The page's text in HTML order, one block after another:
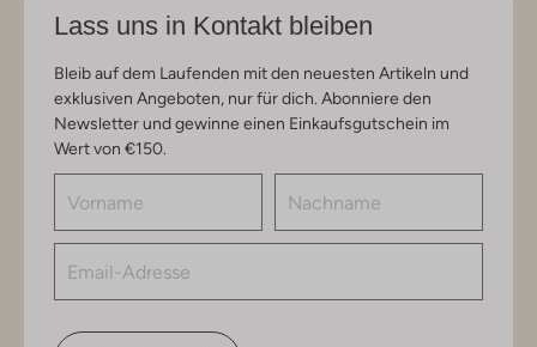
Lass uns in Kontakt bleiben
Bleib auf dem Laufenden mit den neuesten Artikeln und
exklusiven Angeboten, nur für dich. Abonniere den
Newsletter und gewinne einen Einkaufsgutschein im
Wert von €150.